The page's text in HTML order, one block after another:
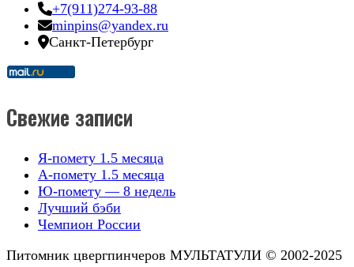
+7(911)274-93-88
minpins@yandex.ru
Санкт-Петербург
Свежие записи
Я-помету 1.5 месяца
А-помету 1.5 месяца
Ю-помету — 8 недель
Лучший бэби
Чемпион России
Питомник цвергпинчеров МУЛЬТАТУЛИ © 2002-2025